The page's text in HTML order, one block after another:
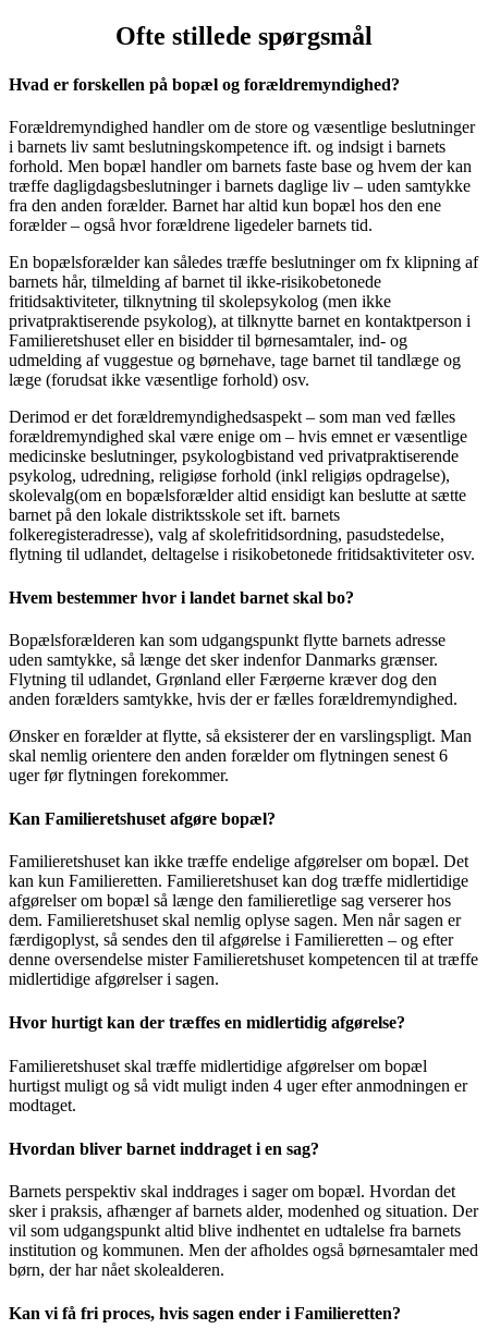
Ofte stillede spørgsmål
Hvad er forskellen på bopæl og forældremyndighed?
Forældremyndighed handler om de store og væsentlige beslutninger
i barnets liv samt beslutningskompetence ift. og indsigt i barnets
forhold. Men bopæl handler om barnets faste base og hvem der kan
træffe dagligdagsbeslutninger i barnets daglige liv – uden samtykke
fra den anden forælder. Barnet har altid kun bopæl hos den ene
forælder – også hvor forældrene ligedeler barnets tid.
En bopælsforælder kan således træffe beslutninger om fx klipning af
barnets hår, tilmelding af barnet til ikke-risikobetonede
fritidsaktiviteter, tilknytning til skolepsykolog (men ikke
privatpraktiserende psykolog), at tilknytte barnet en kontaktperson i
Familieretshuset eller en bisidder til børnesamtaler, ind- og
udmelding af vuggestue og børnehave, tage barnet til tandlæge og
læge (forudsat ikke væsentlige forhold) osv.
Derimod er det forældremyndighedsaspekt – som man ved fælles
forældremyndighed skal være enige om – hvis emnet er væsentlige
medicinske beslutninger, psykologbistand ved privatpraktiserende
psykolog, udredning, religiøse forhold (inkl religiøs opdragelse),
skolevalg(om en bopælsforælder altid ensidigt kan beslutte at sætte
barnet på den lokale distriktsskole set ift. barnets
folkeregisteradresse), valg af skolefritidsordning, pasudstedelse,
flytning til udlandet, deltagelse i risikobetonede fritidsaktiviteter osv.
Hvem bestemmer hvor i landet barnet skal bo?
Bopælsforælderen kan som udgangspunkt flytte barnets adresse
uden samtykke, så længe det sker indenfor Danmarks grænser.
Flytning til udlandet, Grønland eller Færøerne kræver dog den
anden forælders samtykke, hvis der er fælles forældremyndighed.
Ønsker en forælder at flytte, så eksisterer der en varslingspligt. Man
skal nemlig orientere den anden forælder om flytningen senest 6
uger før flytningen forekommer.
Kan Familieretshuset afgøre bopæl?
Familieretshuset kan ikke træffe endelige afgørelser om bopæl. Det
kan kun Familieretten. Familieretshuset kan dog træffe midlertidige
afgørelser om bopæl så længe den familieretlige sag verserer hos
dem. Familieretshuset skal nemlig oplyse sagen. Men når sagen er
færdigoplyst, så sendes den til afgørelse i Familieretten – og efter
denne oversendelse mister Familieretshuset kompetencen til at træffe
midlertidige afgørelser i sagen.
Hvor hurtigt kan der træffes en midlertidig afgørelse?
Familieretshuset skal træffe midlertidige afgørelser om bopæl
hurtigst muligt og så vidt muligt inden 4 uger efter anmodningen er
modtaget.
Hvordan bliver barnet inddraget i en sag?
Barnets perspektiv skal inddrages i sager om bopæl. Hvordan det
sker i praksis, afhænger af barnets alder, modenhed og situation. Der
vil som udgangspunkt altid blive indhentet en udtalelse fra barnets
institution og kommunen. Men der afholdes også børnesamtaler med
børn, der har nået skolealderen.
Kan vi få fri proces, hvis sagen ender i Familieretten?